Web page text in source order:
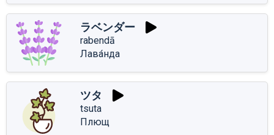
ラベンダー
rabendā
Лава́нда
ツタ
tsuta
Плющ